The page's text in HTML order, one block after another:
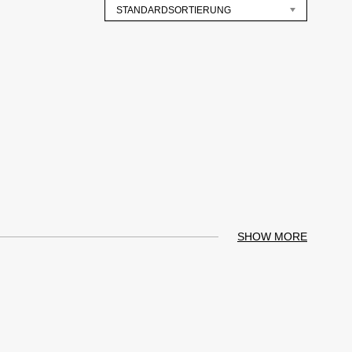
STANDARDSORTIERUNG
SHOW MORE